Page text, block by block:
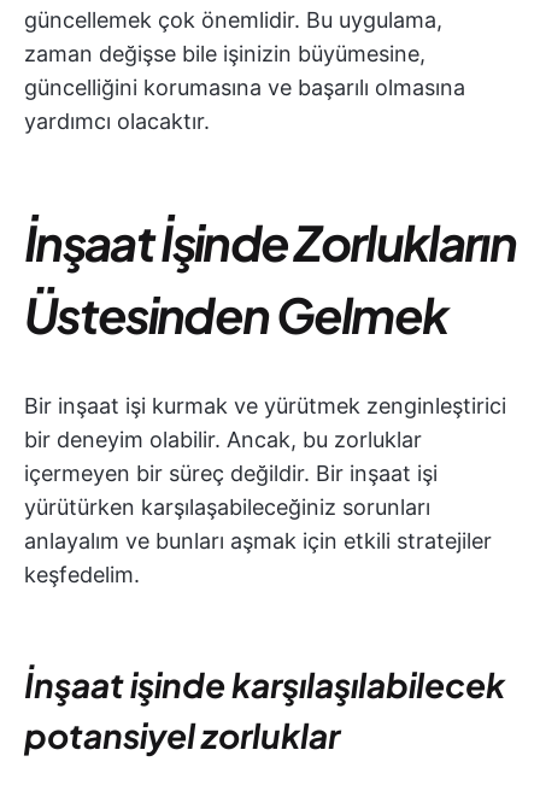
güncellemek çok önemlidir. Bu uygulama,
zaman değişse bile işinizin büyümesine,
güncelliğini korumasına ve başarılı olmasına
yardımcı olacaktır.
İnşaat İşinde Zorlukların
Üstesinden Gelmek
Bir inşaat işi kurmak ve yürütmek zenginleştirici
bir deneyim olabilir. Ancak, bu zorluklar
içermeyen bir süreç değildir. Bir inşaat işi
yürütürken karşılaşabileceğiniz sorunları
anlayalım ve bunları aşmak için etkili stratejiler
keşfedelim.
İnşaat işinde karşılaşılabilecek
potansiyel zorluklar